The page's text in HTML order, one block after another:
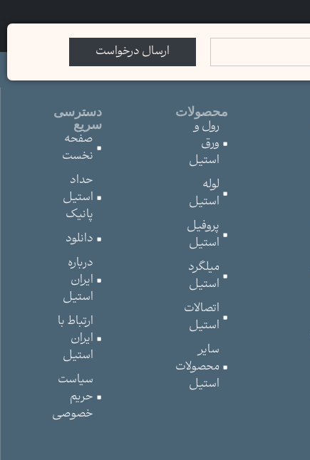
ارسال درخواست
محصولات
رول و
ورق
استیل
لوله
استیل
پروفیل
استیل
میلگرد
استیل
اتصالات
استیل
سایر
محصولات
استیل
دسترسی
سریع
صفحه
نخست
حداد
استیل
پانیک
دانلود
درباره
ایران
استیل
ارتباط با
ایران
استیل
سیاست
حریم
خصوصی